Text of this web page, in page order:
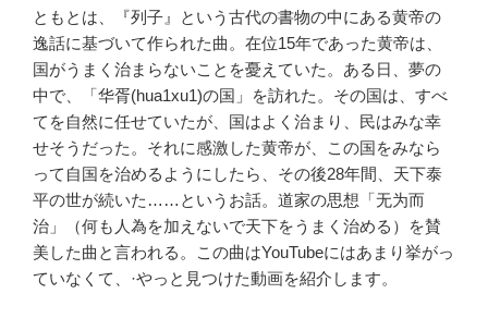
ともとは、『列子』という古代の書物の中にある黄帝の
逸話に基づいて作られた曲。在位15年であった黄帝は、
国がうまく治まらないことを憂えていた。ある日、夢の
中で、「华胥(hua1xu1)の国」を訪れた。その国は、すべ
てを自然に任せていたが、国はよく治まり、民はみな幸
せそうだった。それに感激した黄帝が、この国をみなら
って自国を治めるようにしたら、その後28年間、天下泰
平の世が続いた……というお話。道家の思想「无为而
治」（何も人為を加えないで天下をうまく治める）を賛
美した曲と言われる。この曲はYouTubeにはあまり挙がっ
ていなくて、·やっと見つけた動画を紹介します。